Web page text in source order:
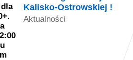
Kalisko-Ostrowskiej !
Aktualności